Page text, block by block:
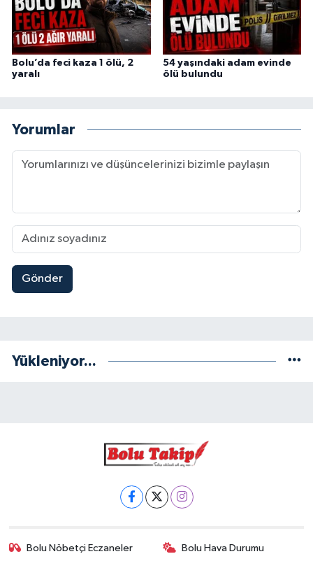
Bolu’da feci kaza 1 ölü, 2
yaralı
54 yaşındaki adam evinde
ölü bulundu
Yorumlar
Gönder
Yükleniyor...
Bolu Nöbetçi Eczaneler Bolu Hava Durumu